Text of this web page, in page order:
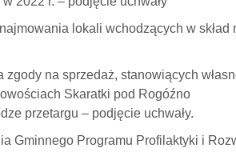
lokali wchodzących w
zgody na sprzedaż, stanowiących
Skaratki pod Rogóźno
przetargu – podjęcie uchwały.
Gminnego Programu Profilaktyki i